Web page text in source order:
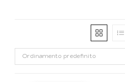
Ordinamento predefinito